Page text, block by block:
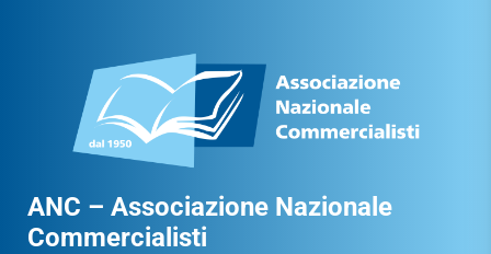
ANC – Associazione Nazionale
Commercialisti